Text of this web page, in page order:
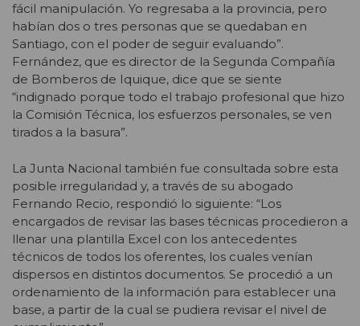
fácil manipulación. Yo regresaba a la provincia, pero
habían dos o tres personas que se quedaban en
Santiago, con el poder de seguir evaluando”.
Fernández, que es director de la Segunda Compañía
de Bomberos de Iquique, dice que se siente
“indignado porque todo el trabajo profesional que hizo
la Comisión Técnica, los esfuerzos personales, se ven
tirados a la basura”.
La Junta Nacional también fue consultada sobre esta
posible irregularidad y, a través de su abogado
Fernando Recio, respondió lo siguiente: “Los
encargados de revisar las bases técnicas procedieron a
llenar una plantilla Excel con los antecedentes
técnicos de todos los oferentes, los cuales venían
dispersos en distintos documentos. Se procedió a un
ordenamiento de la información para establecer una
base, a partir de la cual se pudiera revisar el nivel de